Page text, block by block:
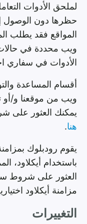
لملحق الأدوات
حظرها دون الوصول
المواقع فقد يطلب
ويب محددة في
الأدوات في سفاري
أقسام المساعدة
ويب من موقعنا و/
يمكنك العثور على
هنا.
يقوم رودبلوك
باستخدام أيكلاود،
العثور على شروط
مزامنة أيكلاود
التغييرات